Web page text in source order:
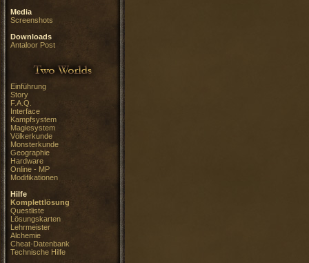
Media
Screenshots
Downloads
Antaloor Post
Einführung
Story
F.A.Q.
Interface
Kampfsystem
Magiesystem
Völkerkunde
Monsterkunde
Geographie
Hardware
Online - MP
Modifikationen
Hilfe
Komplettlösung
Questliste
Lösungskarten
Lehrmeister
Alchemie
Cheat-Datenbank
Technische Hilfe